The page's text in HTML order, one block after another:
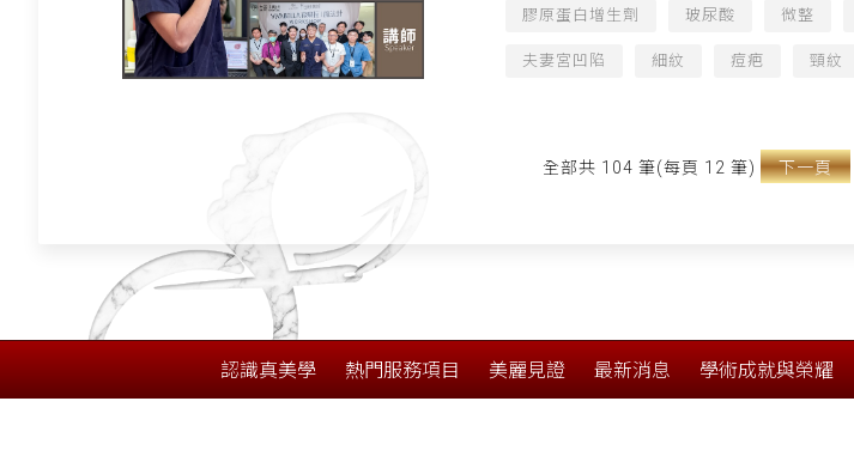
膠原蛋白增生劑 玻尿酸 微整
夫妻宮凹陷 細紋 痘疤 頸紋
全部共 104 筆(每頁 12 筆) 下一頁
認識真美學 熱門服務項目 美麗見證 最新消息 學術成就與榮耀